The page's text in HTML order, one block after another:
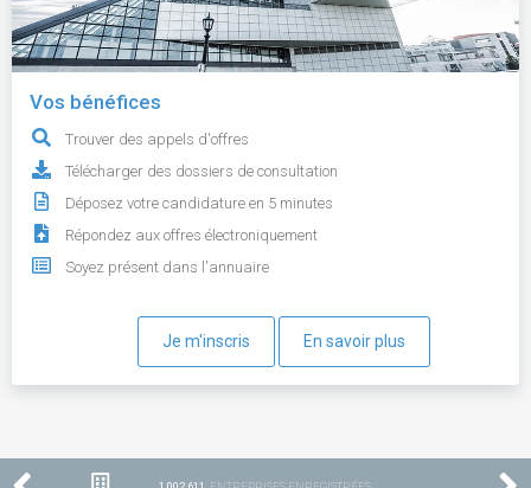
Vos bénéfices
Trouver des appels d'offres
Télécharger des dossiers de consultation
Déposez votre candidature en 5 minutes
Répondez aux offres électroniquement
Soyez présent dans l'annuaire
Je m'inscris En savoir plus